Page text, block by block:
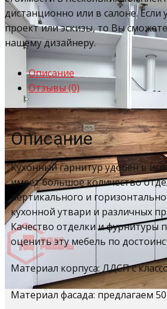
дистанционно или в салоне. Если
проект или эскизы, то Вы
нашему дизайнеру.
Описание
Отзывы (0)
Описание
Кухонный гарнитур удобен в
имеет большое количество
вертикального и
кухонной утвари и различных
Качество отделки и фурнитуры
оценить эту мебель по
Материал корпуса: ЛДСП с
Материал фасада: предлагаем